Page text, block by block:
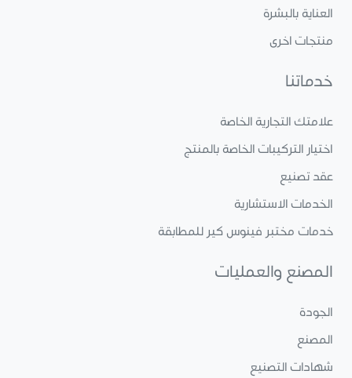
العناية بالبشرة
منتجات اخرى
خدماتنا
علامتك التجارية الخاصة
اختيار التركيبات الخاصة بالمنتج
عقد تصنيع
الخدمات الاستشارية
خدمات مختبر فينوس كير للمطابقة
المصنع والعمليات
الجودة
المصنع
شهادات التصنيع